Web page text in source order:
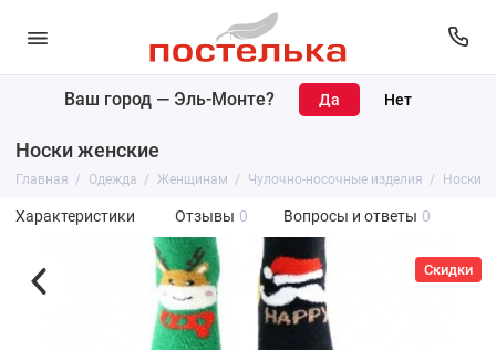
Ваш город — Эль-Монте?
Носки женские
Главная Одежда Женщинам Чулочно-носочные изделия Носки
Характеристики Отзывы 0 Вопросы и ответы 0
Скидки